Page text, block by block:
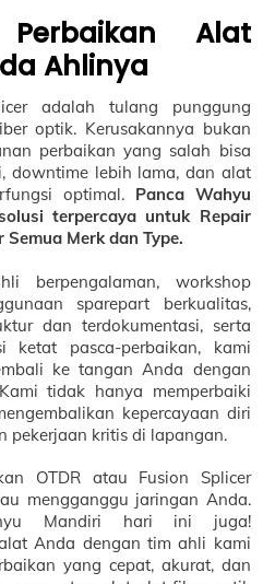
Perbaikan Alat
Ahlinya
adalah tulang punggung
optik. Kerusakannya bukan
perbaikan yang salah bisa
downtime lebih lama, dan alat
optimal. Panca Wahyu
terpercaya untuk Repair
Merk dan Type.
berpengalaman, workshop
sparepart berkualitas,
dan terdokumentasi, serta
ketat pasca-perbaikan, kami
ke tangan Anda dengan
tidak hanya memperbaiki
kepercayaan diri
pekerjaan kritis di lapangan.
OTDR atau Fusion Splicer
mengganggu jaringan Anda.
Mandiri hari ini juga!
Anda dengan tim ahli kami
yang cepat, akurat, dan